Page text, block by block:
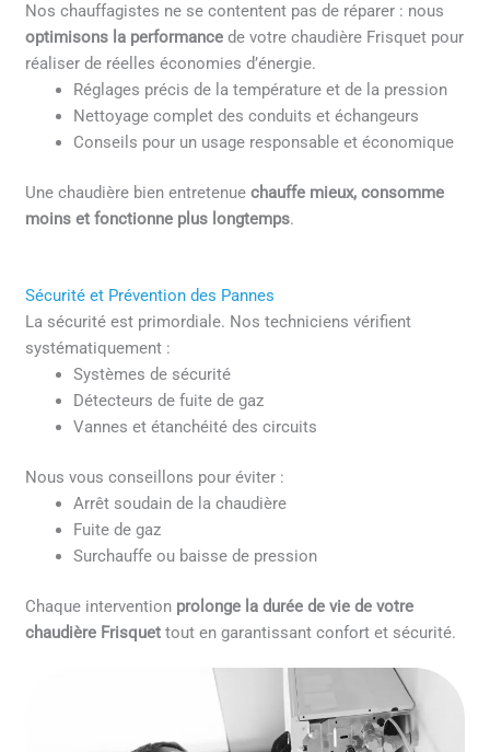
Nos chauffagistes ne se contentent pas de réparer : nous
optimisons la performance de votre chaudière Frisquet pour
réaliser de réelles économies d’énergie.
Réglages précis de la température et de la pression
Nettoyage complet des conduits et échangeurs
Conseils pour un usage responsable et économique
Une chaudière bien entretenuechauffe mieux, consomme
moins et fonctionne plus longtemps.
Sécurité et Prévention des Pannes
La sécurité est primordiale. Nos techniciens vérifient
systématiquement :
Systèmes de sécurité
Détecteurs de fuite de gaz
Vannes et étanchéité des circuits
Nous vous conseillons pour éviter :
Arrêt soudain de la chaudière
Fuite de gaz
Surchauffe ou baisse de pression
Chaque intervention prolonge la durée de vie de votre
chaudière Frisquet tout en garantissant confort et sécurité.